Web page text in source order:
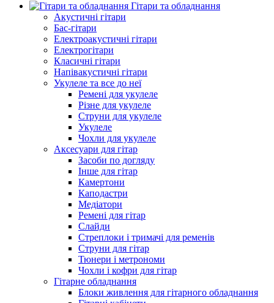
Гітари та обладнання
Акустичні гітари
Бас-гітари
Електроакустичні гітари
Електрогітари
Класичні гітари
Напівакустичні гітари
Укулеле та все до неї
Ремені для укулеле
Різне для укулеле
Струни для укулеле
Укулеле
Чохли для укулеле
Аксесуари для гітар
Засоби по догляду
Інше для гітар
Камертони
Каподастри
Медіатори
Ремені для гітар
Слайди
Стреплоки і тримачі для ременів
Струни для гітар
Тюнери і метрономи
Чохли і кофри для гітар
Гітарне обладнання
Блоки живлення для гітарного обладнання